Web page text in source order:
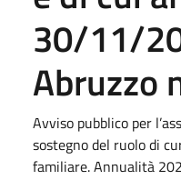
30/11/
Abruzzo
Avviso pubblico per
sostegno del ruolo di
familiare. Annualità